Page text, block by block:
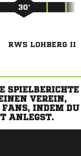
30’
RWS LOHBERG II
SPIELBERICHTE
VEREIN,
INDEM DU
ANLEGST.